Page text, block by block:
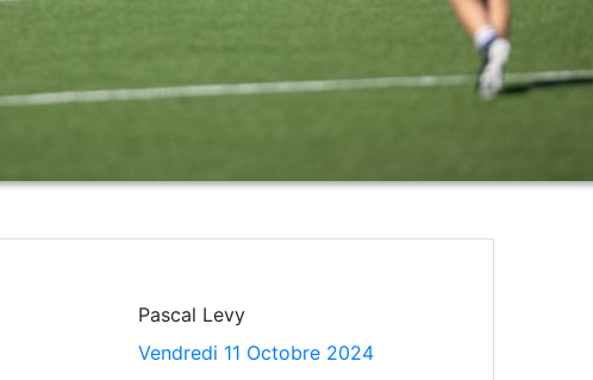
Pascal Levy
Vendredi 11 Octobre 2024